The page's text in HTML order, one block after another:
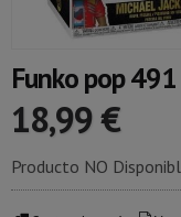
Funko pop
18,99 €
Producto NO